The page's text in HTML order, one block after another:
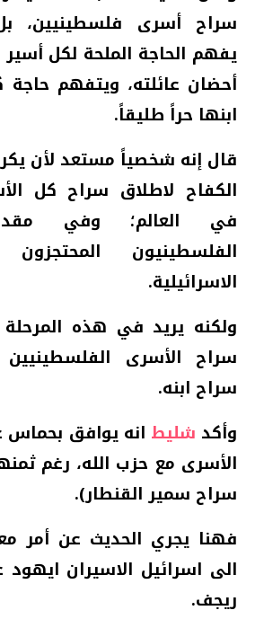
سراح أسرى فلسطينيين،
يفهم الحاجة الملحة لكل
أحضان عائلته، ويتفهم
ابنها حراً طليقاً.
قال إنه شخصياً مستعد لأن
الكفاح لاطلاق سراح كل
في العالم؛ وفي
الفلسطينيون
الاسرائيلية.
ولكنه يريد في هذه
سراح الأسرى
سراح ابنه.
وأكد شليط انه يوافق
الأسرى مع حزب الله، رغم
سراح سمير القنطار).
فهنا يجري الحديث عن أمر
الى اسرائيل الاسيران ايهود
ريجف.